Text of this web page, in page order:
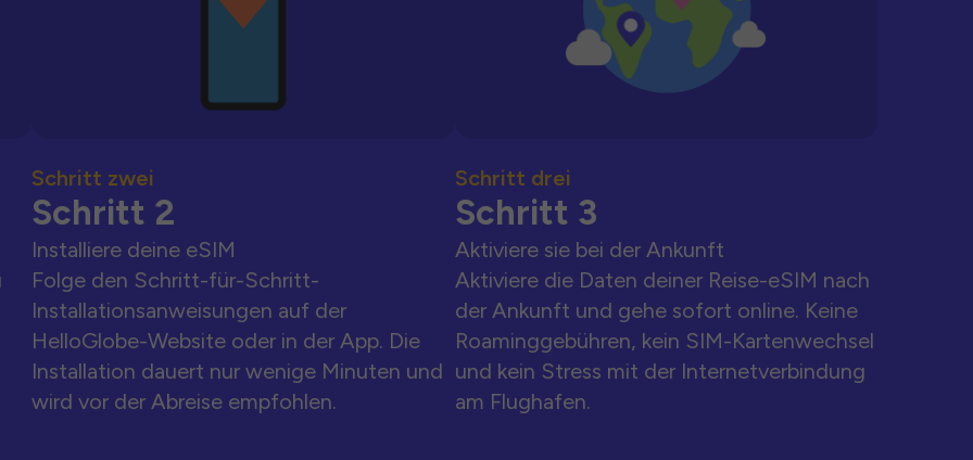
Schritt zwei
Schritt 2
Installiere deine eSIM
Folge den Schritt-für-Schritt-
Installationsanweisungen auf der
HelloGlobe-Website oder in der App. Die
Installation dauert nur wenige Minuten und
wird vor der Abreise empfohlen.
Schritt drei
Schritt 3
Aktiviere sie bei der Ankunft
Aktiviere die Daten deiner Reise-eSIM nach
der Ankunft und gehe sofort online. Keine
Roaminggebühren, kein SIM-Kartenwechsel
und kein Stress mit der Internetverbindung
am Flughafen.